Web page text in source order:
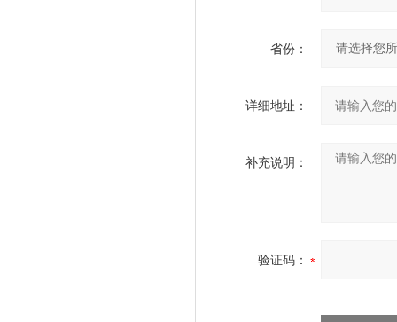
省份：
详细地址：
补充说明：
验证码：